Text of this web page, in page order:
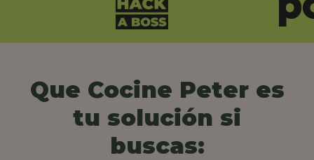
Que Cocine Peter es
tu solución si
buscas: